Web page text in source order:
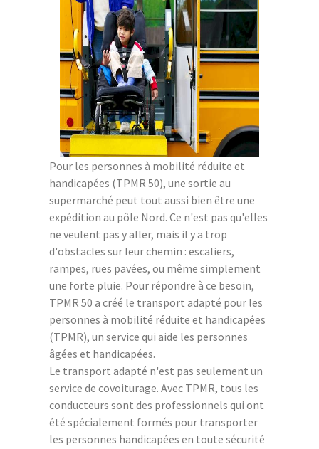
Pour les personnes à mobilité réduite et
handicapées (TPMR 50), une sortie au
supermarché peut tout aussi bien être une
expédition au pôle Nord. Ce n'est pas qu'elles
ne veulent pas y aller, mais il y a trop
d'obstacles sur leur chemin : escaliers,
rampes, rues pavées, ou même simplement
une forte pluie. Pour répondre à ce besoin,
TPMR 50 a créé le transport adapté pour les
personnes à mobilité réduite et handicapées
(TPMR), un service qui aide les personnes
âgées et handicapées.
Le transport adapté n'est pas seulement un
service de covoiturage. Avec TPMR, tous les
conducteurs sont des professionnels qui ont
été spécialement formés pour transporter
les personnes handicapées en toute sécurité